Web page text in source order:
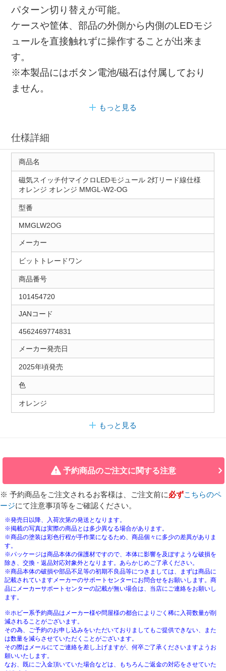
パターン切り替えが可能。
ケースや筐体、部品の外側から内側のLEDモジ
ュールを直接触れずに操作することが出来ま
す。
※本製品にはボタン電池/磁石は付属しており
ません。
もっと見る
仕様詳細
商品名
磁気スイッチ付マイクロLEDモジュール 2灯リード線仕様
オレンジ オレンジ MMGL-W2-OG
型番
MMGLW2OG
メーカー
ビットトレードワン
商品番号
101454720
JANコード
4562469774831
メーカー発売日
2025年頃発売
色
オレンジ
もっと見る
予約商品のご注文に関する注意
※ 予約商品をご注文されるお客様は、ご注文前に必ずこちらのペ
ージにて注意事項等をご確認ください。
※発売日以降、入荷次第の発送となります。
※掲載の写真は実際の商品とは多少異なる場合があります。
※商品の塗装は彩色行程が手作業になるため、商品個々に多少の差異がありま
す。
※パッケージは商品本体の保護材ですので、本体に影響を及ぼすような破損を
除き、交換・返品対応対象外となります。あらかじめご了承ください。
※商品本体の破損や部品不足等の初期不良品等につきましては、まずは商品に
記載されていますメーカーのサポートセンターにお問合せをお願いします。商
品にメーカーサポートセンターの記載が無い場合は、当店にご連絡をお願いし
ます。
※ホビー系予約商品はメーカー様や問屋様の都合によりごく稀に入荷数量が削
減されることがございます。
その為、ご予約のお申し込みをいただいておりましてもご提供できない、また
は数量を減らさせていただくことがございます。
その際はメールにてご連絡を差し上げますが、何卒ご了承くださいますようお
願いいたします。
なお、既にご入金頂いていた場合などは、もちろんご返金の対応をさせていた